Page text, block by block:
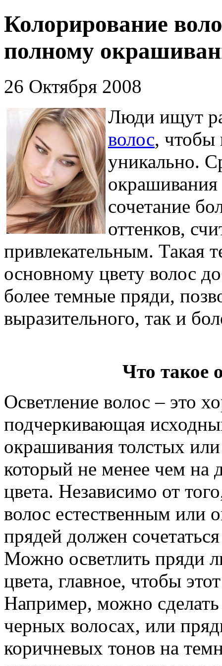
Колорирование
полному
26 Октября 2008
Люди ищут
волос, чтобы
уникально.
окрашивания
сочетание
оттенков,
привлекательным. Такая
основному цвету волос
более темные пряди,
выразительного, так и
Что такое
Осветление волос – это
подчеркивающая
окрашивания толстых
который не менее чем на
цвета. Независимо от
волос естественным или
прядей должен
Можно осветлить пряди
цвета, главное, чтобы
Например, можно
черных волосах, или
коричневых тонов на